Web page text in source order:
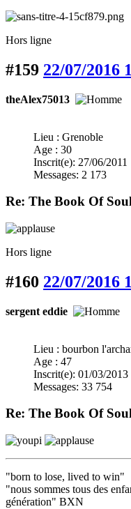
Hors ligne
#159 22/07/2016
theAlex75013
Lieu : Grenoble
Age : 30
Inscrit(e): 27/06/2011
Messages: 2 173
Re: The Book Of
Hors ligne
#160 22/07/2016
sergent eddie
Lieu : bourbon
Age : 47
Inscrit(e): 01/03/2013
Messages: 33 754
Re: The Book Of
"born to lose, lived to win"
"nous sommes tous des
génération" BXN